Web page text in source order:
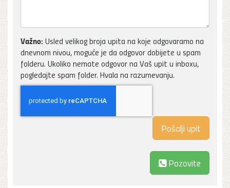
Važno: Usled velikog broja upita na koje odgovaramo na
dnevnom nivou, moguće je da odgovor dobijete u spam
folderu. Ukoliko nemate odgovor na Vaš upit u inboxu,
pogledajte spam folder. Hvala na razumevanju.
Pozovite